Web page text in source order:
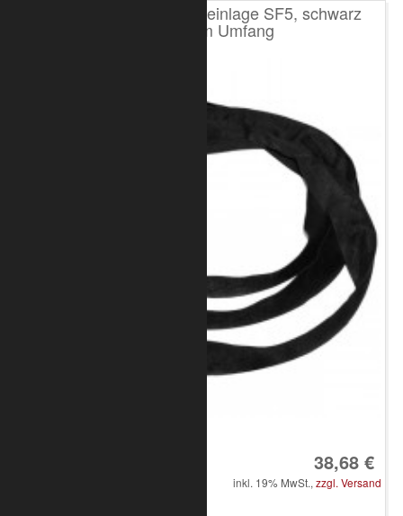
Rundschlinge mit Stahleinlage SF5, schwarz
2000kg, 3m Umfang
38,68 €
inkl. 19% MwSt., zzgl. Versand